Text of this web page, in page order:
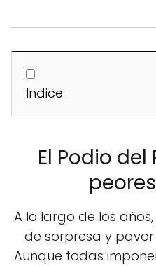
Indice
El Podio del
A lo largo de los
de sorpresa y
Aunque todas